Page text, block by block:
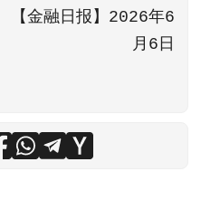
【金融日报】2026年6
月6日